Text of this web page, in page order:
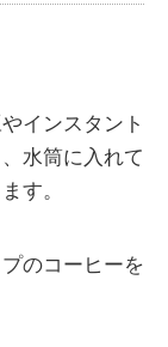
インスタント
水筒に入れて
す。
のコーヒーを